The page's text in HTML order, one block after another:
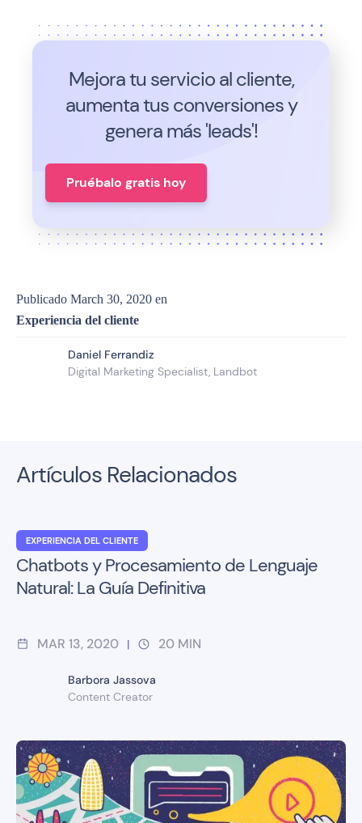
Mejora tu servicio al cliente,
aumenta tus conversiones y
genera más 'leads'!
Pruébalo gratis hoy
Publicado March 30, 2020 en
Experiencia del cliente
Daniel Ferrandiz
Digital Marketing Specialist, Landbot
Artículos Relacionados
EXPERIENCIA DEL CLIENTE
Chatbots y Procesamiento de Lenguaje
Natural: La Guía Definitiva
MAR 13, 2020 | 20 MIN
Barbora Jassova
Content Creator